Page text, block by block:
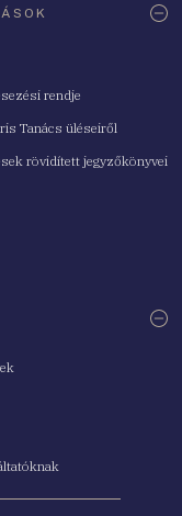
rendje
Tanács üléseiről
rövidített jegyzőkönyvei